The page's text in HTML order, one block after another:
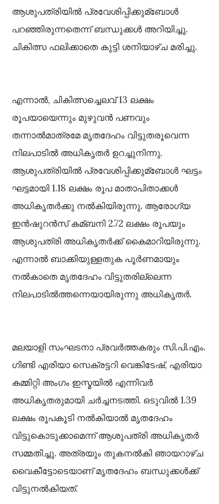
ആശുപത്രിയില്‍ പ്രവേശിപ്പിക്കുമ്ബോള്‍
പറഞ്ഞിരുന്നതെന്ന് ബന്ധുക്കള്‍ അറിയിച്ചു.
ചികിത്സ ഫലിക്കാതെ കുട്ടി ശനിയാഴ്ച മരിച്ചു.
എന്നാല്‍, ചികിത്സച്ചെലവ് 13 ലക്ഷം
രൂപയായെന്നും മുഴുവൻ പണവും
തന്നാല്‍മാത്രമേ മൃതദേഹം വിട്ടുതരൂവെന്ന
നിലപാടില്‍ അധികൃതർ ഉറച്ചുനിന്നു.
ആശുപത്രിയില്‍ പ്രവേശിപ്പിക്കുമ്ബോള്‍ ഘട്ടം
ഘട്ടമായി 1.18 ലക്ഷം രൂപ മാതാപിതാക്കള്‍
അധികൃതർക്കു നല്‍കിയിരുന്നു. ആരോഗ്യ
ഇൻഷുറൻസ് കമ്ബനി 2.72 ലക്ഷം രൂപയും
ആശുപത്രി അധികൃതർക്ക് കൈമാറിയിരുന്നു.
എന്നാല്‍ ബാക്കിയുള്ളതുക പൂർണമായും
നല്‍കാതെ മൃതദേഹം വിട്ടുതരില്ലെന്ന
നിലപാടില്‍ത്തന്നെയായിരുന്നു അധികൃതർ.
മലയാളി സംഘടനാ പ്രവർത്തകരും സി.പി.എം.
ഗിണ്ടി എരിയാ സെക്രട്ടറി വെങ്കിടേഷ്, എരിയാ
കമ്മിറ്റി അംഗം ഇസ്മയില്‍ എന്നിവർ
അധികൃതരുമായി ചർച്ചനടത്തി. ഒടുവില്‍ 1.39
ലക്ഷം രൂപകൂടി നല്‍കിയാല്‍ മൃതദേഹം
വിട്ടുകൊടുക്കാമെന്ന് ആശുപത്രി അധികൃതർ
സമ്മതിച്ചു. അത്രയും തുകനല്‍കി ഞായറാഴ്ച
വൈകീട്ടോടെയാണ് മൃതദേഹം ബന്ധുക്കള്‍ക്ക്
വിട്ടുനല്‍കിയത്.